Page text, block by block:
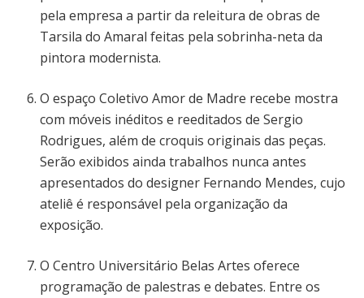
pela empresa a partir da releitura de obras de
Tarsila do Amaral feitas pela sobrinha-neta da
pintora modernista.
O espaço Coletivo Amor de Madre recebe mostra
com móveis inéditos e reeditados de Sergio
Rodrigues, além de croquis originais das peças.
Serão exibidos ainda trabalhos nunca antes
apresentados do designer Fernando Mendes, cujo
ateliê é responsável pela organização da
exposição.
O Centro Universitário Belas Artes oferece
programação de palestras e debates. Entre os